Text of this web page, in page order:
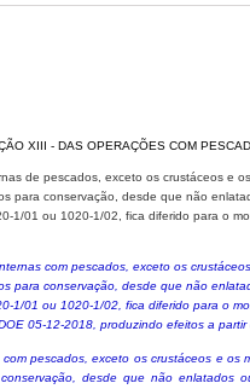
XIII - DAS OPERAÇÕES COM
de pescados, exceto os crustáceos e
para conservação, desde que não
1/01 ou 1020-1/02, fica diferido para o
com pescados, exceto os
para conservação, desde que não
1/01 ou 1020-1/02, fica diferido para o
05-12-2018, produzindo efeitos a
pescados, exceto os crustáceos e os
desde que não enlatados